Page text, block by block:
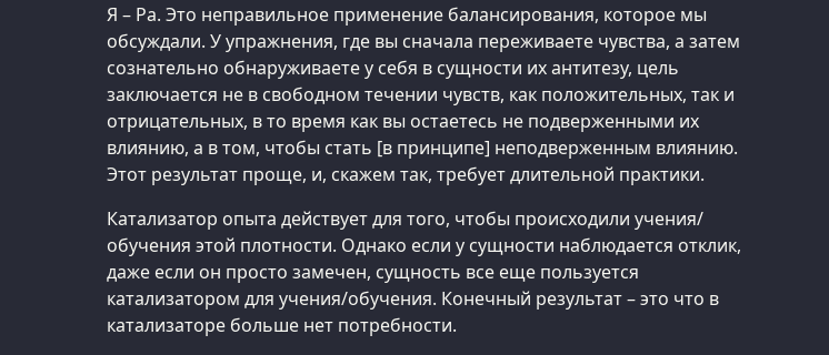
Я – Ра. Это неправильное применение балансирования, которое мы
обсуждали. У упражнения, где вы сначала переживаете чувства, а затем
сознательно обнаруживаете у себя в сущности их антитезу, цель
заключается не в свободном течении чувств, как положительных, так и
отрицательных, в то время как вы остаетесь не подверженными их
влиянию, а в том, чтобы стать [в принципе] неподверженным влиянию.
Этот результат проще, и, скажем так, требует длительной практики.
Катализатор опыта действует для того, чтобы происходили учения/
обучения этой плотности. Однако если у сущности наблюдается отклик,
даже если он просто замечен, сущность все еще пользуется
катализатором для учения/обучения. Конечный результат – это что в
катализаторе больше нет потребности.